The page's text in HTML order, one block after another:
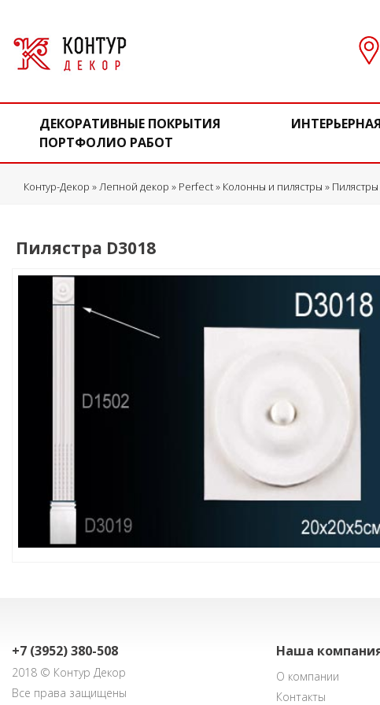
ДЕКОРАТИВНЫЕ ПОКРЫТИЯ
ПОРТФОЛИО РАБОТ
Контур-Декор »Лепной декор » Perfect» Колонны и пилястры » Пилястры
Пилястра D3018
+7 (3952) 380-508
2018 © Контур Декор
Все права защищены
Наша
О компании
Контакты